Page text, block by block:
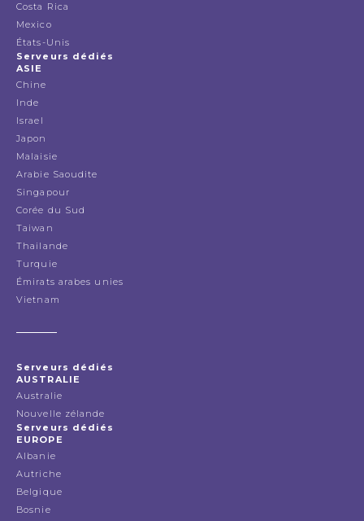
Costa Rica
Mexico
États-Unis
Serveurs dédiés
ASIE
Chine
Inde
Israel
Japon
Malaisie
Arabie Saoudite
Singapour
Corée du Sud
Taiwan
Thailande
Turquie
Émirats arabes unies
Vietnam
Serveurs dédiés
AUSTRALIE
Australie
Nouvelle zélande
Serveurs dédiés
EUROPE
Albanie
Autriche
Belgique
Bosnie